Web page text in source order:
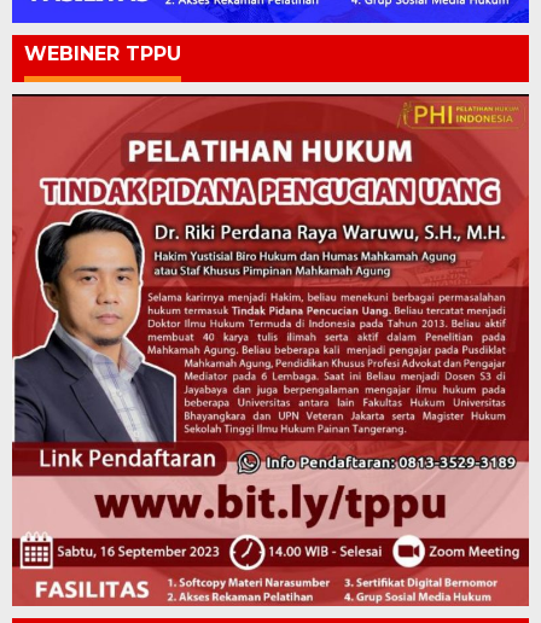
WEBINER TPPU